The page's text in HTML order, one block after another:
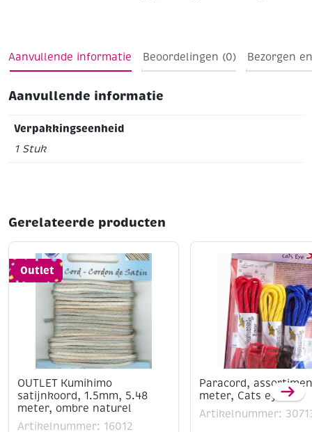
Aanvullende informatie Beoordelingen (0) Bezorgen
Aanvullende informatie
Verpakkingseenheid
1 Stuk
Gerelateerde producten
Outlet
OUTLET Kumihimo
satijnkoord, 1.5mm, 5.48
meter, ombre naturel
Artikelnummer: 16012
Paracord,
meter, Cats eye
Artikelnummer: